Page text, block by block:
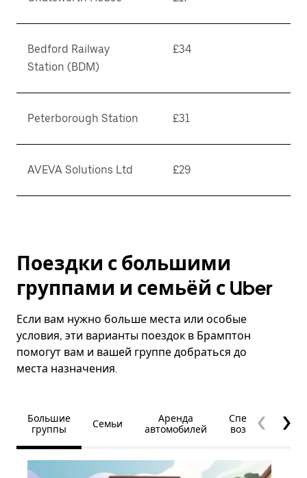
Bedford Railway
Station (BDM)
£34
Peterborough Station £31
AVEVA Solutions Ltd £29
Поездки с большими
группами и семьёй с Uber
Если вам нужно больше места или особые
условия, эти варианты поездок в Брамптон
помогут вам и вашей группе добраться до
места назначения.
Большие
группы
Семьи
Аренда
автомобилей
Специальные
возможности